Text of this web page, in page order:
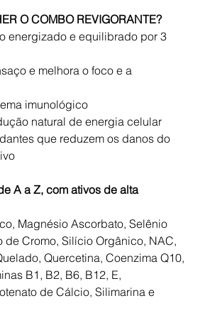
O COMBO REVIGORANTE?
energizado e equilibrado por 3
e melhora o foco e a
imunológico
natural de energia celular
que reduzem os danos do
A a Z, com ativos de alta
Magnésio Ascorbato, Selênio
de Cromo, Silício Orgânico, NAC,
Quercetina, Coenzima Q10,
B1, B2, B6, B12, E,
de Cálcio, Silimarina e